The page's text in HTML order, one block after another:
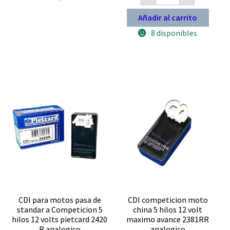
UM
200
2378
R
alimentación
Añadir al carrito
8 disponibles
CDI para motos pasa de
standar a Competicion 5
hilos 12 volts pietcard 2420
CDI competicion moto
china 5 hilos 12 volt
maximo avance 2381RR